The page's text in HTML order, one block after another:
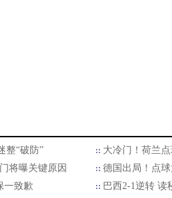
整“破防”
大冷门！荷兰
将曝关键原因
德国出局！点
一致歉
巴西2-1逆转 读